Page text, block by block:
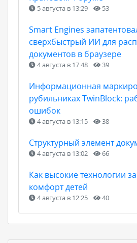
5 августа в 13:29 53
Smart Engines
сверхбыстрый ИИ для
документов в браузере
4 августа в 17:48 39
Информационная
рубильниках TwinBlock:
ошибок
4 августа в 13:15 38
Структурный элемент
4 августа в 13:02 66
Как высокие технологии
комфорт детей
4 августа в 12:25 40